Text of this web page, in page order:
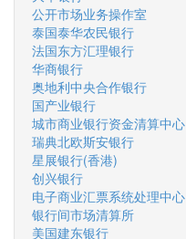
公开市场业务操作室
泰国泰华农民银行
法国东方汇理银行
华商银行
奥地利中央合作银行
国产业银行
城市商业银行资金清算中心
瑞典北欧斯安银行
星展银行(香港)
创兴银行
电子商业汇票系统处理中心
银行间市场清算所
美国建东银行